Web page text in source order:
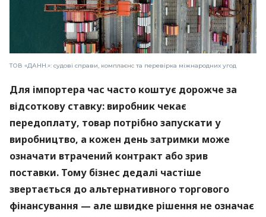
ТОВ «ДАНН.»: судові справи, комплаєнс та перевірка міжнародних угод
Для імпортера час часто коштує дорожче за
відсоткову ставку: виробник чекає
передоплату, товар потрібно запускати у
виробництво, а кожен день затримки може
означати втрачений контракт або зрив
поставки. Тому бізнес дедалі частіше
звертається до альтернативного торгового
фінансування — але швидке рішення не означає